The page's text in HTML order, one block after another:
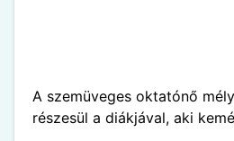
A szemüveges oktatónő
részesül a diákjával, aki